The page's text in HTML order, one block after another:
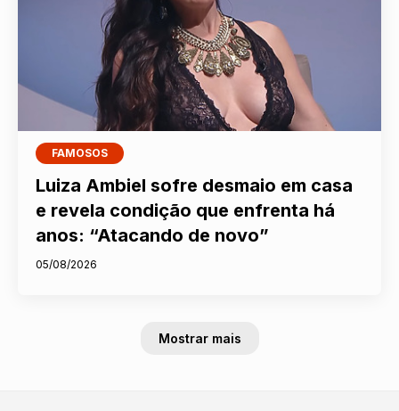
FAMOSOS
Luiza Ambiel sofre desmaio em casa
e revela condição que enfrenta há
anos: “Atacando de novo”
05/08/2026
Mostrar mais